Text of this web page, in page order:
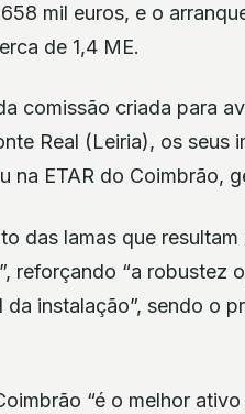
mil euros, e o
de 1,4 ME.
comissão criada para
Real (Leiria), os seus
na ETAR do Coimbrão,
das lamas que
reforçando “a robustez
instalação”, sendo o
“é o melhor